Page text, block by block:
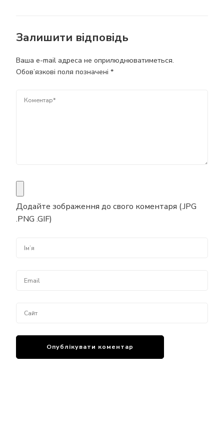
Залишити відповідь
Ваша e-mail адреса не оприлюднюватиметься.
Обов’язкові поля позначені *
Додайте зображення до свого коментаря (.JPG
.PNG .GIF)